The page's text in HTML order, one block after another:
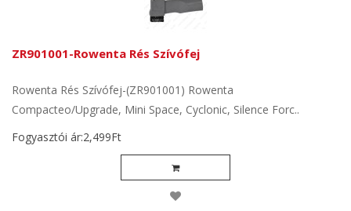
ZR901001-Rowenta Rés Szívófej
Rowenta Rés Szívófej-(ZR901001) Rowenta
Compacteo/Upgrade, Mini Space, Cyclonic, Silence Forc..
Fogyasztói ár:2,499Ft